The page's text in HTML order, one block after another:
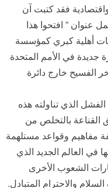
فقد كتبت آن
عنوان ” افتحوا هذا
أهلية كبري كمؤسسة
جديدة في الأمم المتحدة
الفسيح خارج دائرة
الذي تناولته هذه
القناعة بالتخلص من
مفاهيم وقواعد مستلهمة
في العالم الجديد الذي
الشعوب الأخرى
والاحترام المتبادل.